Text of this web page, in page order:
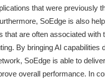
that were previously
SoEdge is also
that are often associated with
By bringing AI capabilities
SoEdge is able to
overall performance. In